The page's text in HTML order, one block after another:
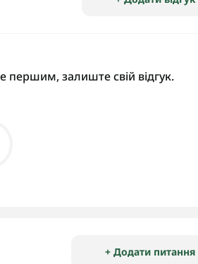
першим, залиште свій відгук.
+ Додати питання